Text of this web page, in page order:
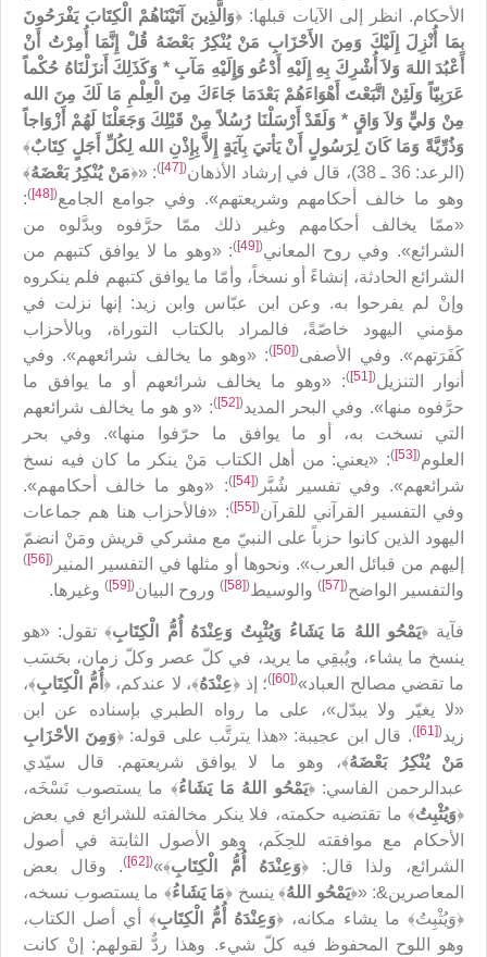
الأحكام. انظر إلى الآيات قبلها: ﴿وَالَّذِينَ آتَيْنَاهُمْ الْكِتَابَ يَفْرَحُونَ
بِمَا أُنْزِلَ إِلَيْكَ وَمِنَ الأَحْزَابِ مَنْ يُنْكِرُ بَعْضَهُ قُلْ إِنَّمَا أُمِرْتُ أَنْ
أَعْبُدَ اللهَ وَلاَ أُشْرِكَ بِهِ إِلَيْهِ أَدْعُو وَإِلَيْهِ مَآبِ * وَكَذَلِكَ أَنزَلْنَاهُ حُكْماً
عَرَبِيّاً وَلَئِنْ اتَّبَعْتَ أَهْوَاءَهُمْ بَعْدَمَا جَاءَكَ مِنَ الْعِلْمِ مَا لَكَ مِنَ الله
مِنْ وَليٍّ وَلاَ وَاقٍ * وَلَقَدْ أَرْسَلْنَا رُسُلاً مِنْ قَبْلِكَ وَجَعَلْنَا لَهُمْ أَزْوَاجاً
وَذُرِّيَّةً وَمَا كَانَ لِرَسُولٍ أَنْ يَأتيَ بِآيَةٍ إِلاَّ بِإِذْنِ الله لِكُلِّ أَجَلٍ كِتَابٌ﴾
(الرعد: 36 ـ 38)، قال في إرشاد الأذهان
(
[47]
): «﴿مَنْ يُنْكِرُ بَعْضَهُ‏﴾
وهو ما خالف أحكامهم وشريعتهم». وفي جوامع الجامع(
[48]
)
:
«ممّا يخالف أحكامهم وغير ذلك ممّا حرَّفوه وبدَّلوه من
الشرائع». وفي روح المعاني(
[49]
): «وهو ما لا يوافق كتبهم من
الشرائع الحادثة، إنشاءً أو نسخاً، وأمّا ما يوافق كتبهم فلم‌ ينكروه
وإنْ لم‌ يفرحوا به. وعن ابن عبّاس وابن زيد: إنها نزلت في
مؤمني اليهود خاصّةً، فالمراد بالكتاب التوراة، وبالأحزاب
كَفَرَتهم». وفي الأصفى(
[50]
): «وهو ما يخالف شرائعهم». وفي
أنوار التنزيل(
[51]
): «وهو ما يخالف شرائعهم أو ما يوافق ما
حرَّفوه منها». وفي البحر المديد(
[52]
): «و هو ما يخالف شرائعهم
التي نسخت به، أو ما يوافق ما حرّفوا منها». وفي بحر
العلوم(
[53]
): «يعني: من أهل الكتاب مَنْ ينكر ما كان فيه نسخ
شرائعهم». وفي تفسير شُبَّر(
[54]
): «وهو ما خالف أحكامهم».
وفي التفسير القرآني للقرآن(
[55]
): «فالأحزاب هنا هم جماعات
اليهود الذين كانوا حزباً على النبيّ مع مشركي قريش ومَنْ انضمّ
إليهم من قبائل العرب». ونحوها أو مثلها في التفسير المنير (
[56]
)
والتفسير الواضح(
[57]
) والوسيط(
[58]
) وروح البيان(
[59]
) وغيرها.
فآية ﴿يَمْحُو اللهُ مَا يَشَاءُ وَيُثْبِتُ وَعِنْدَهُ أُمُّ الْكِتَابِ﴾ تقول: «هو
ينسخ ما يشاء، ويُبقِي ما يريد، في كلّ عصر وكلّ زمان، بحَسَب
ما تقضي مصالح العباد»(
[60]
)؛ إذ ﴿عِنْدَهُ﴾، لا عندكم، ﴿ أُمُّ الْكِتَابِ﴾،
«لا يغيّر ولا يبدّل‏»، على ما رواه الطبري بإسناده عن ابن
زيد(
[61]
). قال ابن عجيبة: «هذا يترتَّب على قوله: ﴿وَمِنَ الأحْزَابِ
مَنْ يُنْكِرُ بَعْضَهُ﴾، وهو ما لا يوافق شريعتهم. قال سيّدي
عبدالرحمن الفاسي: ﴿يَمْحُو اللهُ مَا يَشَاءُ﴾ ما يستصوب نَسْخَه،
﴿وَيُثْبِتُ﴾ ما تقتضيه حكمته، فلا ينكر مخالفته للشرائع في بعض
الأحكام مع موافقته للحِكَم، وهو الأصول الثابتة في أصول
الشرائع، ولذا قال: ﴿وَعِنْدَهُ أُمُّ الْكِتَابِ‏﴾»(
[62]
). وقال بعض
المعاصرين&: «﴿يَمْحُو اللهُ﴾ ينسخ ﴿مَا يَشَاءُ﴾ ما يستصوب نسخه،
﴿وَيُثْبِتُ﴾ ما يشاء مكانه، ﴿وَعِنْدَهُ أُمُّ الْكِتَابِ﴾ أي أصل الكتاب،
وهو اللوح المحفوظ فيه كلّ شي‏ء. وهذا ردٌّ لقولهم: إنْ كانت